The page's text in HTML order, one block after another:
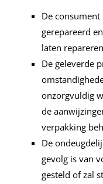
De
gerepareerd
laten
De geleverde
onzorgvuldig
de
verpakking
De
gevolg is van
gesteld of zal